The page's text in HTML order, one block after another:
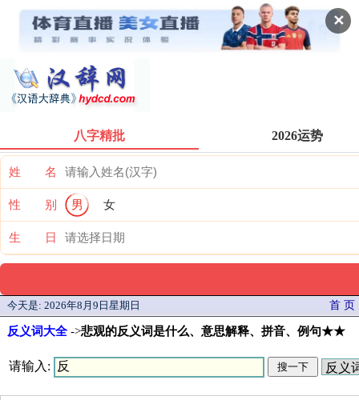
✕
八字精批 2026运势
姓 名
性 别 男 女
生 日
今天是: 2026年8月9日星期日 首 页
反义词大全 ->悲观的反义词是什么、意思解释、拼音、例句★★
请输入: